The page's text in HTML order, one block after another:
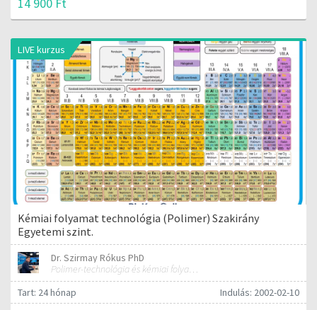
LIVE kurzus
Kémiai folyamat technológia (Polimer) Szakirány
Egyetemi szint.
Dr. Szirmay Rókus PhD
Polimer-technológia és kémiai folyamat-technológia
Tart: 24 hónap
Indulás: 2002-02-10